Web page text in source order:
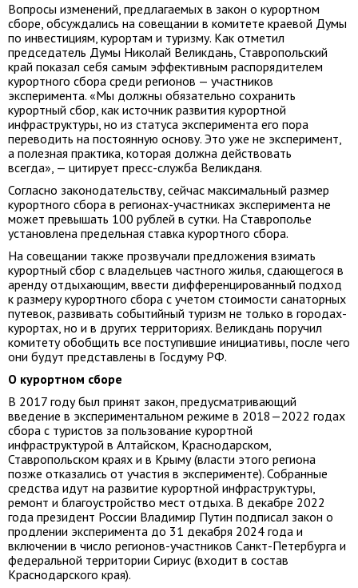
Вопросы изменений, предлагаемых в закон о курортном
сборе, обсуждались на совещании в комитете краевой Думы
по инвестициям, курортам и туризму. Как отметил
председатель Думы Николай Великдань, Ставропольский
край показал себя самым эффективным распорядителем
курортного сбора среди регионов — участников
эксперимента. «Мы должны обязательно сохранить
курортный сбор, как источник развития курортной
инфраструктуры, но из статуса эксперимента его пора
переводить на постоянную основу. Это уже не эксперимент,
а полезная практика, которая должна действовать
всегда», — цитирует пресс-служба Великданя.
Согласно законодательству, сейчас максимальный размер
курортного сбора в регионах-участниках эксперимента не
может превышать 100 рублей в сутки. На Ставрополье
установлена предельная ставка курортного сбора.
На совещании также прозвучали предложения взимать
курортный сбор с владельцев частного жилья, сдающегося в
аренду отдыхающим, ввести дифференцированный подход
к размеру курортного сбора с учетом стоимости санаторных
путевок, развивать событийный туризм не только в городах-
курортах, но и в других территориях. Великдань поручил
комитету обобщить все поступившие инициативы, после чего
они будут представлены в Госдуму РФ.
О курортном сборе
В 2017 году был принят закон, предусматривающий
введение в экспериментальном режиме в 2018—2022 годах
сбора с туристов за пользование курортной
инфраструктурой в Алтайском, Краснодарском,
Ставропольском краях и в Крыму (власти этого региона
позже отказались от участия в эксперименте). Собранные
средства идут на развитие курортной инфраструктуры,
ремонт и благоустройство мест отдыха. В декабре 2022
года президент России Владимир Путин подписал закон о
продлении эксперимента до 31 декабря 2024 года и
включении в число регионов-участников Санкт-Петербурга и
федеральной территории Сириус (входит в состав
Краснодарского края).